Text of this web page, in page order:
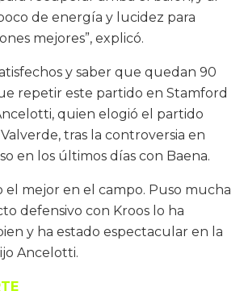
de energía y lucidez para
mejores”, explicó.
y saber que quedan 90
repetir este partido en Stamford
quien elogió el partido
tras la controversia en
en los últimos días con Baena.
el mejor en el campo. Puso mucha
defensivo con Kroos lo ha
y ha estado espectacular en la
Ancelotti.